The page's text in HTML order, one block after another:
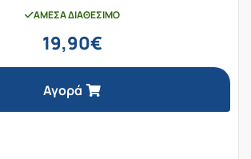
ΆΜΕΣΑ ΔΙΑΘΈΣΙΜΟ
19,90€
Αγορά